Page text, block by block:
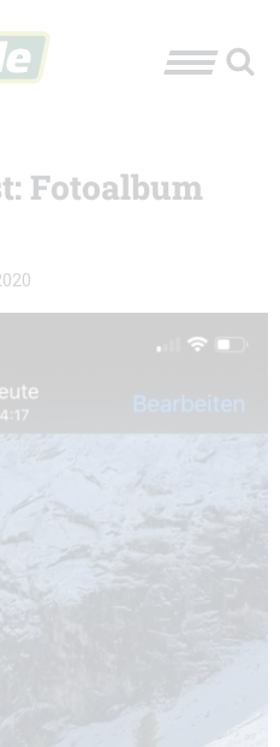
Fotoalbum